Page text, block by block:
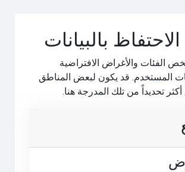
بالبيانات
الفئات والأغراض الافتراضية
المستخدم. قد يكون لبعض المناطق
تحديداً من تلك المدرجة هنا.